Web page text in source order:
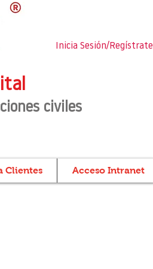
Inicia Sesión/Regístrate
civiles
Clientes Acceso Intranet